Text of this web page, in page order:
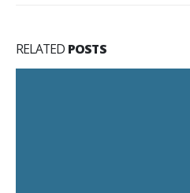
RELATED POSTS